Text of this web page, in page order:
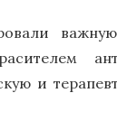
и